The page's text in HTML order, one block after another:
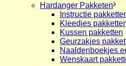
Hardanger Pakketen
Instructie
Kleedjes
Kussen pakketten
Geurzakjes
Naaldenboekjes
Wenskaart